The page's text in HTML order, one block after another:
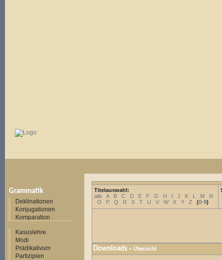
Grammatik
Deklinationen
Konjugationen
Komparation
Kasuslehre
Modi
Prädikativum
Partizipien
Titelauswahl:
alle
A B C D E F G H I J K L M
N
O
P Q R S T U V W X Y Z (0-9)
Downloads » Übersicht